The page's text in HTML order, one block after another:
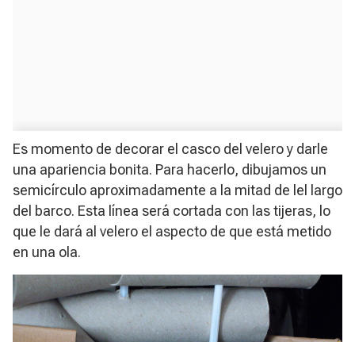
Es momento de decorar el casco del velero y darle
una apariencia bonita. Para hacerlo, dibujamos un
semicírculo aproximadamente a la mitad de lel largo
del barco. Esta línea será cortada con las tijeras, lo
que le dará al velero el aspecto de que está metido
en una ola.